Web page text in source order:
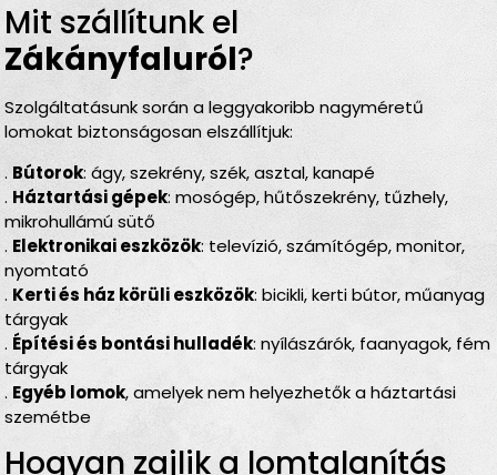
Mit szállítunk el
Zákányfaluról?
Szolgáltatásunk során a leggyakoribb nagyméretű
lomokat biztonságosan elszállítjuk:
. Bútorok: ágy, szekrény, szék, asztal, kanapé
. Háztartási gépek: mosógép, hűtőszekrény, tűzhely,
mikrohullámú sütő
. Elektronikai eszközök: televízió, számítógép, monitor,
nyomtató
. Kerti és ház körüli eszközök: bicikli, kerti bútor, műanyag
tárgyak
. Építési és bontási hulladék: nyílászárók, faanyagok, fém
tárgyak
. Egyéb lomok, amelyek nem helyezhetők a háztartási
szemétbe
Hogyan zajlik a lomtalanítás